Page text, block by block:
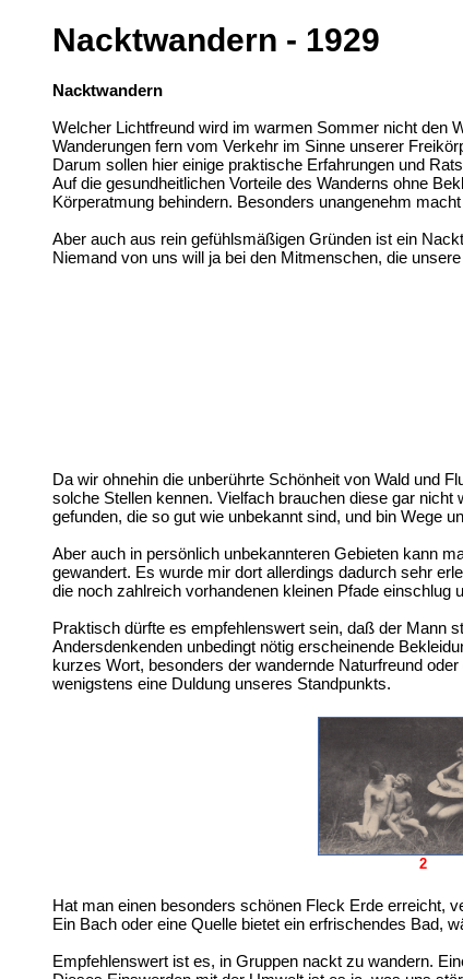
Nacktwandern - 1929
Nacktwandern
Welcher Lichtfreund wird im warmen Sommer nicht den
Wanderungen fern vom Verkehr im Sinne unserer
Darum sollen hier einige praktische Erfahrungen und
Auf die gesundheitlichen Vorteile des Wanderns ohne
Körperatmung behindern. Besonders unangenehm
Aber auch aus rein gefühlsmäßigen Gründen ist ein
Niemand von uns will ja bei den Mitmenschen, die
Da wir ohnehin die unberührte Schönheit von Wald und
solche Stellen kennen. Vielfach brauchen diese gar
gefunden, die so gut wie unbekannt sind, und bin Wege
Aber auch in persönlich unbekannteren Gebieten kann
gewandert. Es wurde mir dort allerdings dadurch sehr
die noch zahlreich vorhandenen kleinen Pfade
Praktisch dürfte es empfehlenswert sein, daß der Mann
Andersdenkenden unbedingt nötig erscheinende
kurzes Wort, besonders der wandernde Naturfreund
wenigstens eine Duldung unseres Standpunkts.
2
Hat man einen besonders schönen Fleck Erde erreicht,
Ein Bach oder eine Quelle bietet ein erfrischendes Bad,
Empfehlenswert ist es, in Gruppen nackt zu wandern.